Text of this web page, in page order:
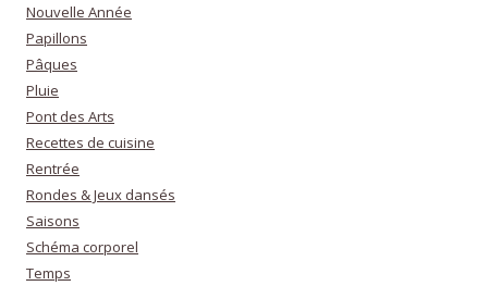
Nouvelle Année
Papillons
Pâques
Pluie
Pont des Arts
Recettes de cuisine
Rentrée
Rondes & Jeux dansés
Saisons
Schéma corporel
Temps